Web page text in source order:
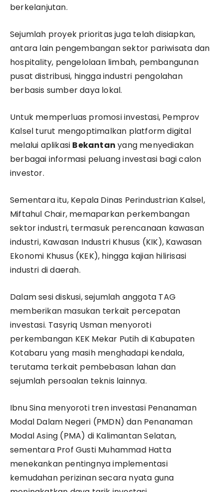
berkelanjutan.
Sejumlah proyek prioritas juga telah disiapkan,
antara lain pengembangan sektor pariwisata dan
hospitality, pengelolaan limbah, pembangunan
pusat distribusi, hingga industri pengolahan
berbasis sumber daya lokal.
Untuk memperluas promosi investasi, Pemprov
Kalsel turut mengoptimalkan platform digital
melalui aplikasi Bekantan yang menyediakan
berbagai informasi peluang investasi bagi calon
investor.
Sementara itu, Kepala Dinas Perindustrian Kalsel,
Miftahul Chair, memaparkan perkembangan
sektor industri, termasuk perencanaan kawasan
industri, Kawasan Industri Khusus (KIK), Kawasan
Ekonomi Khusus (KEK), hingga kajian hilirisasi
industri di daerah.
Dalam sesi diskusi, sejumlah anggota TAG
memberikan masukan terkait percepatan
investasi. Tasyriq Usman menyoroti
perkembangan KEK Mekar Putih di Kabupaten
Kotabaru yang masih menghadapi kendala,
terutama terkait pembebasan lahan dan
sejumlah persoalan teknis lainnya.
Ibnu Sina menyoroti tren investasi Penanaman
Modal Dalam Negeri (PMDN) dan Penanaman
Modal Asing (PMA) di Kalimantan Selatan,
sementara Prof Gusti Muhammad Hatta
menekankan pentingnya implementasi
kemudahan perizinan secara nyata guna